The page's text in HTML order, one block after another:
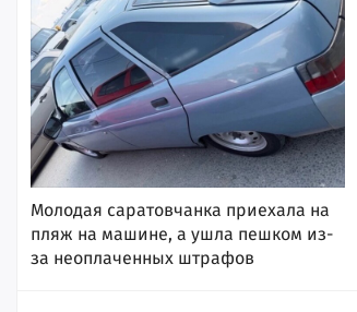
Молодая саратовчанка приехала на
пляж на машине, а ушла пешком из-
за неоплаченных штрафов